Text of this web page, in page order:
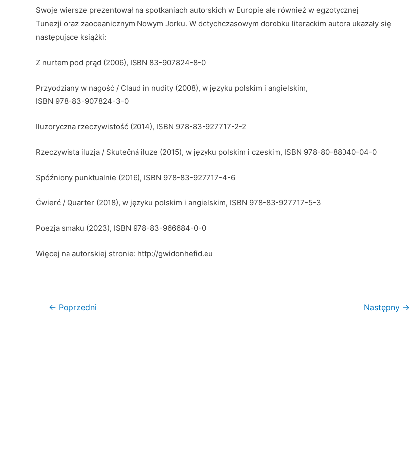
Swoje wiersze prezentował na spotkaniach autorskich w Europie ale również w egzotycznej
Tunezji oraz zaoceanicznym Nowym Jorku. W dotychczasowym dorobku literackim autora ukazały się
następujące książki:
Z nurtem pod prąd (2006), ISBN 83-907824-8-0
Przyodziany w nagość / Claud in nudity (2008), w języku polskim i angielskim,
ISBN 978-83-907824-3-0
Iluzoryczna rzeczywistość (2014), ISBN 978-83-927717-2-2
Rzeczywista iluzja / Skutečná iluze (2015), w języku polskim i czeskim, ISBN 978-80-88040-04-0
Spóźniony punktualnie (2016), ISBN 978-83-927717-4-6
Ćwierć / Quarter (2018), w języku polskim i angielskim, ISBN 978-83-927717-5-3
Poezja smaku (2023), ISBN 978-83-966684-0-0
Więcej na autorskiej stronie: http://gwidonhefid.eu
Nawigacja
← Poprzedni Następny →